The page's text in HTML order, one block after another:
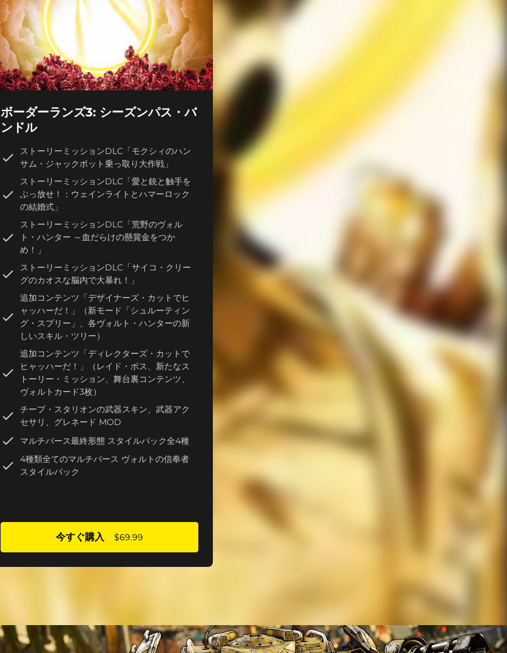
ボーダーランズ3: シーズンパス・バ
ンドル
ストーリーミッションDLC「モクシィのハン
サム・ジャックポット乗っ取り大作戦」
ストーリーミッションDLC「愛と銃と触手を
ぶっ放せ！：ウェインライトとハマーロック
の結婚式」
ストーリーミッションDLC「荒野のヴォル
ト・ハンター ～血だらけの懸賞金をつか
め！」
ストーリーミッションDLC「サイコ・クリー
グのカオスな脳内で大暴れ！」
追加コンテンツ「デザイナーズ・カットでヒ
ャッハーだ！」（新モード「シュルーティン
グ・スプリー」、各ヴォルト・ハンターの新
しいスキル・ツリー）
追加コンテンツ「ディレクターズ・カットで
ヒャッハーだ！」（レイド・ボス、新たなス
トーリー・ミッション、舞台裏コンテンツ、
ヴォルトカード3枚）
チープ・スタリオンの武器スキン、武器アク
セサリ、グレネード MOD
マルチバース最終形態 スタイルパック全4種
4種類全てのマルチバース ヴォルトの信奉者
スタイルパック
今すぐ購入 $69.99